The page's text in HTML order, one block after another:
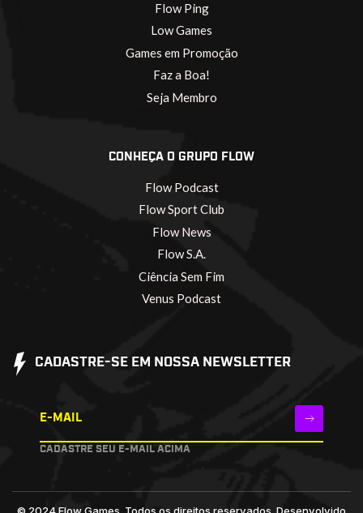
Flow Ping
Low Games
Games em Promoção
Faz a Boa!
Seja Membro
CONHEÇA O GRUPO FLOW
Flow Podcast
Flow Sport Club
Flow News
Flow S.A.
Ciência Sem Fim
Venus Podcast
CADASTRE-SE EM NOSSA NEWSLETTER
E-MAIL
CADASTRE SEU E-MAIL ACIMA